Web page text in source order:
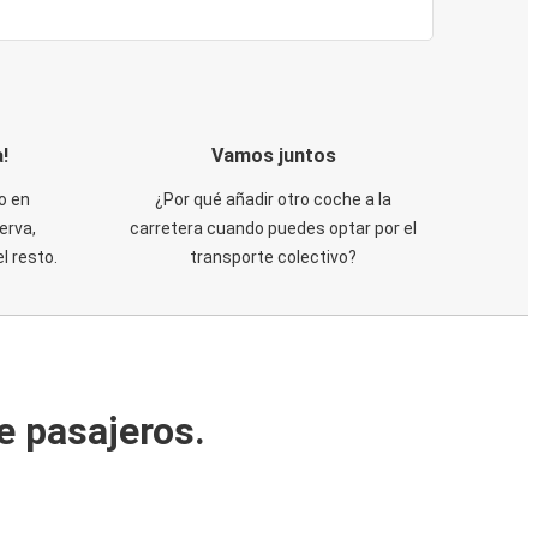
en
resto.
Vamos juntos
¿Por qué añadir otro coche a la
carretera cuando puedes optar por el
transporte colectivo?
pasajeros.